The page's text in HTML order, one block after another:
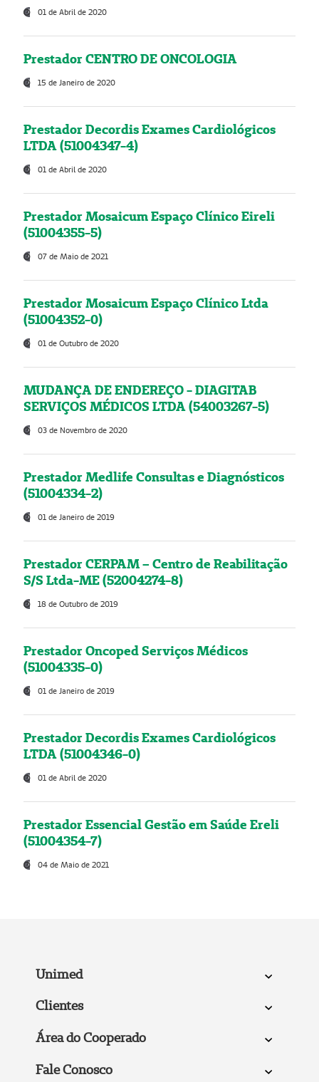
01 de Abril de 2020
Prestador CENTRO DE ONCOLOGIA
15 de Janeiro de 2020
Prestador Decordis Exames Cardiológicos
LTDA (51004347-4)
01 de Abril de 2020
Prestador Mosaicum Espaço Clínico Eireli
(51004355-5)
07 de Maio de 2021
Prestador Mosaicum Espaço Clínico Ltda
(51004352-0)
01 de Outubro de 2020
MUDANÇA DE ENDEREÇO - DIAGITAB
SERVIÇOS MÉDICOS LTDA (54003267-5)
03 de Novembro de 2020
Prestador Medlife Consultas e Diagnósticos
(51004334-2)
01 de Janeiro de 2019
Prestador CERPAM – Centro de Reabilitação
S/S Ltda-ME (52004274-8)
18 de Outubro de 2019
Prestador Oncoped Serviços Médicos
(51004335-0)
01 de Janeiro de 2019
Prestador Decordis Exames Cardiológicos
LTDA (51004346-0)
01 de Abril de 2020
Prestador Essencial Gestão em Saúde Ereli
(51004354-7)
04 de Maio de 2021
Unimed
Clientes
Área do Cooperado
Fale Conosco